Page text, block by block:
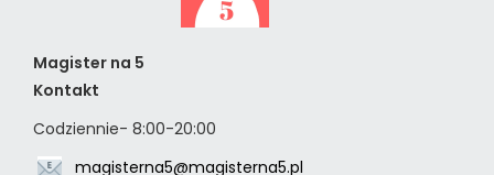
Magister na 5
Kontakt
Codziennie- 8:00-20:00
magisterna5@magisterna5.pl